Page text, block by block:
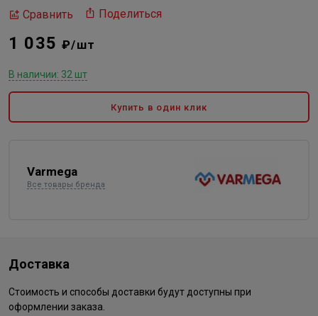
Сравнить Поделиться
1 035₽/шт
В наличии: 32 шт
Купить в один клик
Varmega
Все товары бренда
Доставка
Стоимость и способы доставки будут доступны при
оформлении заказа.